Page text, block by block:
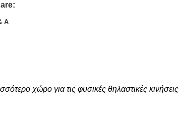
A
χώρο για τις φυσικές θηλαστικές κινήσεις